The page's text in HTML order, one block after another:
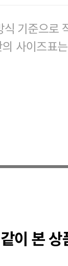
식 기준으로
사이즈표
이 본 상